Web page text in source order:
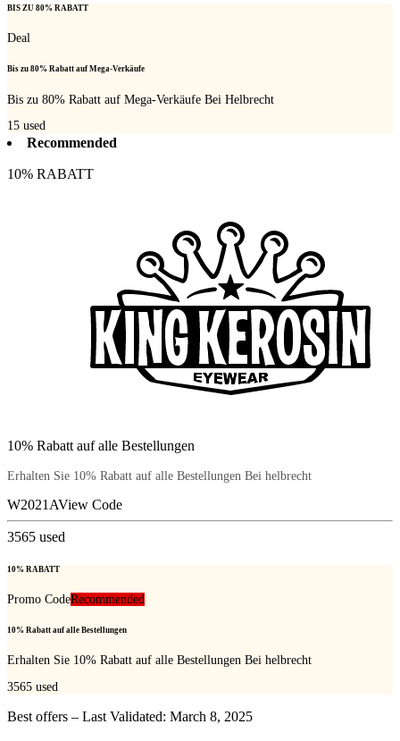
BIS ZU 80% RABATT
Deal
Bis zu 80% Rabatt auf Mega-Verkäufe
Bis zu 80% Rabatt auf Mega-Verkäufe Bei Helbrecht
15 used
Recommended
10% RABATT
10% Rabatt auf alle Bestellungen
Erhalten Sie 10% Rabatt auf alle Bestellungen Bei helbrecht
W2021AView Code
3565 used
10% RABATT
Promo CodeRecommended
10% Rabatt auf alle Bestellungen
Erhalten Sie 10% Rabatt auf alle Bestellungen Bei helbrecht
3565 used
Best offers – Last Validated: March 8, 2025